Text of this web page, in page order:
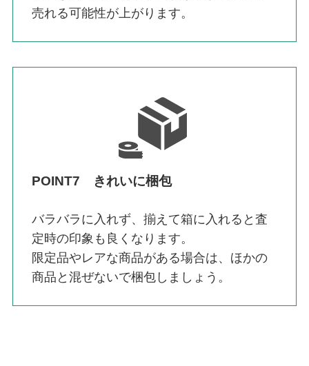
売れる可能性が上がります。
POINT7 きれいに梱包
バラバラに入れず、揃えて箱に入れると査
定時の印象も良くなります。
限定品やレアな商品がある場合は、ほかの
商品と混ぜないで梱包しましょう。